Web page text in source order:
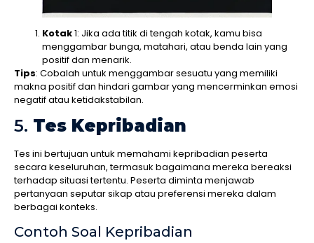
Kotak1: Jika ada titik di tengah kotak, kamu bisa
menggambar bunga, matahari, atau benda lain yang
positif dan menarik.
Tips: Cobalah untuk menggambar sesuatu yang memiliki
makna positif dan hindari gambar yang mencerminkan emosi
negatif atau ketidakstabilan.
5. Tes Kepribadian
Tes ini bertujuan untuk memahami kepribadian peserta
secara keseluruhan, termasuk bagaimana mereka bereaksi
terhadap situasi tertentu. Peserta diminta menjawab
pertanyaan seputar sikap atau preferensi mereka dalam
berbagai konteks.
Contoh Soal Kepribadian